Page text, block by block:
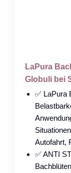
LaPura
Globuli bei
✅ LaPura
Autofahrt,
✅ ANTI